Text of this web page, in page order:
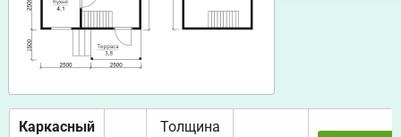
Каркасный
Толщина